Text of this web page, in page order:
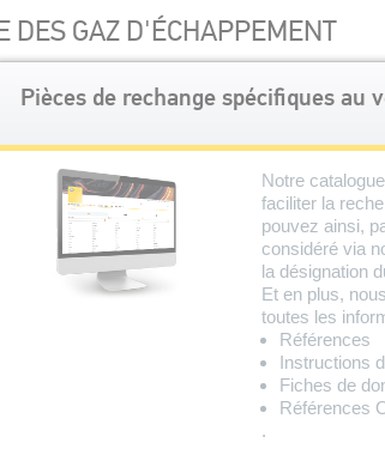
DES GAZ D'ÉCHAPPEMENT
Pièces de rechange spécifiques au
Notre
faciliter la
pouvez ainsi,
considéré via
la désignation
Et en plus,
toutes les
Références
Instructions
Fiches de
Références
.